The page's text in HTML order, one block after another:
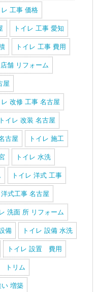
レ 工事 価格
トイレ 工事 愛知
トイレ 工事 費用
店舗 リフォーム
屋
レ 改修 工事 名古屋
トイレ 改装 名古屋
古屋 トイレ 施工
トイレ 水洗
トイレ 洋式 工事
洋式工事 名古屋
洗面 所 リフォーム
備 トイレ 設備 水洗
トイレ 設置 費用
トリム
い 増築